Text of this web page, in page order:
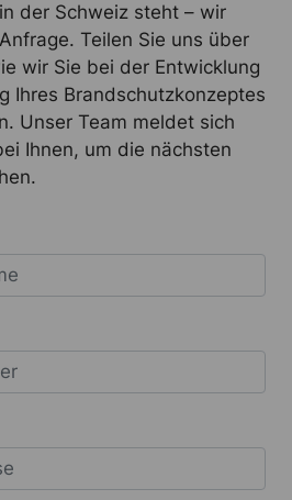
der Schweiz steht – wir
Teilen Sie uns über
wir Sie bei der Entwicklung
Ihres Brandschutzkonzeptes
Unser Team meldet sich
Ihnen, um die nächsten